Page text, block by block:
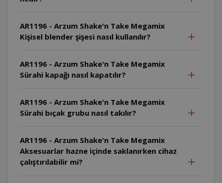
AR1196 - Arzum Shake'n Take Megamix
Kişisel blender şişesi nasıl kullanılır?
AR1196 - Arzum Shake'n Take Megamix
Sürahi kapağı nasıl kapatılır?
AR1196 - Arzum Shake'n Take Megamix
Sürahi bıçak grubu nasıl takılır?
AR1196 - Arzum Shake'n Take Megamix
Aksesuarlar hazne içinde saklanırken cihaz
çalıştırılabilir mi?